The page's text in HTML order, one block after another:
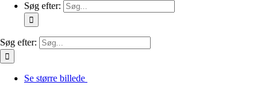
Søg efter:
Søg efter:
Se større billede